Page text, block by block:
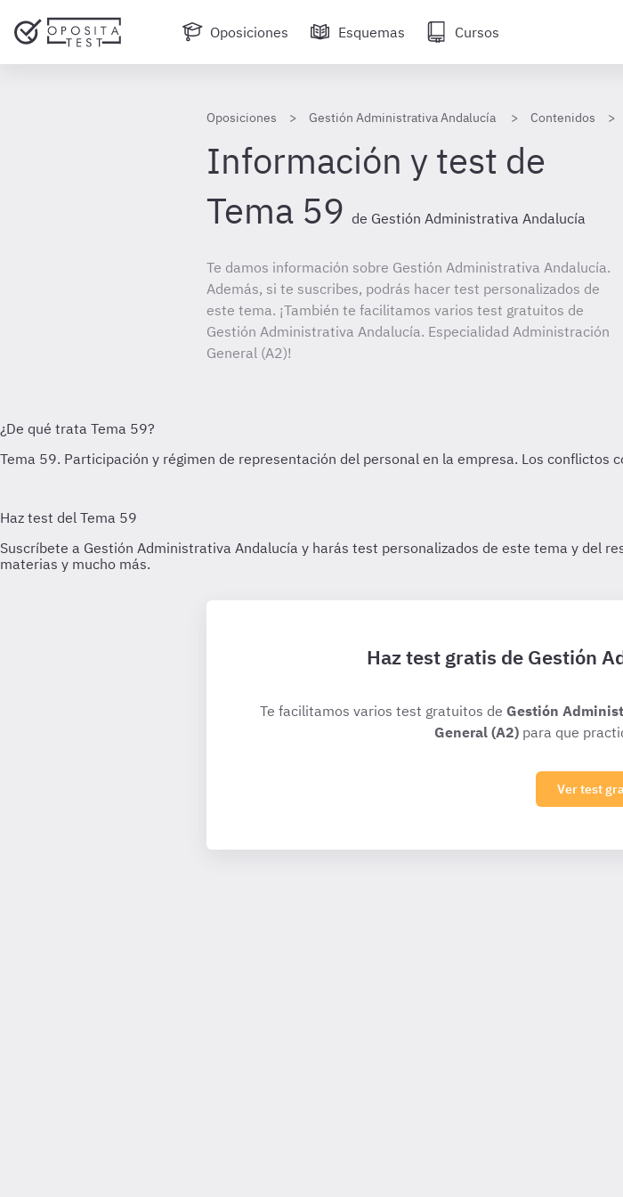
Oposiciones Esquemas Cursos
Oposiciones Gestión Administrativa Andalucía Contenidos
Información y test de
Tema 59 de Gestión Administrativa Andalucía
Te damos información sobre Gestión Administrativa Andalucía.
Además, si te suscribes, podrás hacer test personalizados de
este tema. ¡También te facilitamos varios test gratuitos de
Gestión Administrativa Andalucía. Especialidad Administración
General (A2)!
Haz test gratis de Gestión
Te facilitamos varios test gratuitos de Gestión
General (A2) para que
Ver test